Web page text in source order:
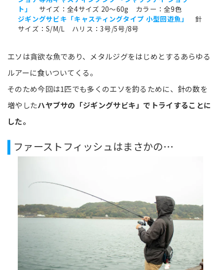
ト」
サイズ：全4サイズ 20～60g カラー：全9色
ジギングサビキ「キャスティングタイプ 小型回遊魚」
針
サイズ：S/M/L ハリス：3号/5号/8号
エソは貪欲な魚であり、メタルジグをはじめとするあらゆる
ルアーに食いついてくる。
そのため今回は1匹でも多くのエソを釣るために、針の数を
増やしたハヤブサの「ジギングサビキ」でトライすることに
した。
ファーストフィッシュはまさかの…